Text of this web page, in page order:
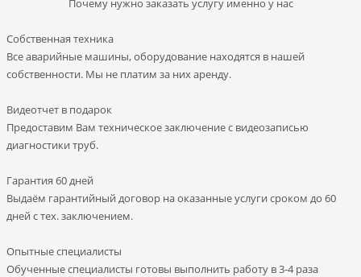
Почему нужно заказать услугу именно у нас
Собственная техника
Все аварийные машины, оборудование находятся в нашей
собственности. Мы не платим за них аренду.
Видеотчет в подарок
Предоставим Вам техническое заключение с видеозаписью
диагностики труб.
Гарантия 60 дней
Выдаём гарантийный договор на оказанные услуги сроком до 60
дней с тех. заключением.
Опытные специалисты
Обученные специалисты готовы выполнить работу в 3-4 раза